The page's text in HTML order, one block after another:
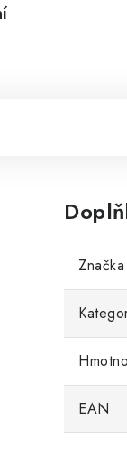
Značka
EAN